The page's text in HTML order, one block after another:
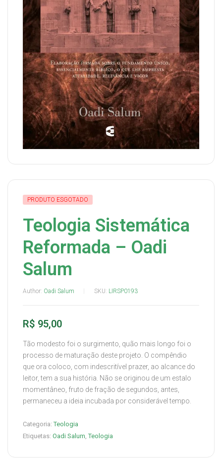
PRODUTO ESGOTADO
Teologia Sistemática
Reformada – Oadi
Salum
Author: Oadi Salum SKU: LIRSP0193
R$ 95,00
Tão modesto foi o surgimento, quão mais longo foi o
processo de maturação deste projeto. O compêndio
que ora coloco, com indescritível prazer, ao alcance do
leitor, tem a sua história. Não se originou de um estalo
momentâneo, fruto de fração de segundos, antes,
permaneceu a ideia incubada por considerável tempo.
Categoria:Teologia
Etiquetas: Oadi Salum,Teologia